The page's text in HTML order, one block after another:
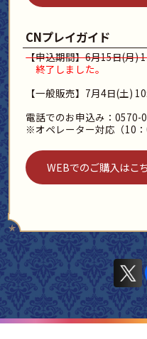
CNプレイガイド
【申込期間】6月15日(月)
終了しました。
【一般販売】7月4日(土)
電話でのお申込み：
※オペレーター対応（10：
WEBでのご購入はこ